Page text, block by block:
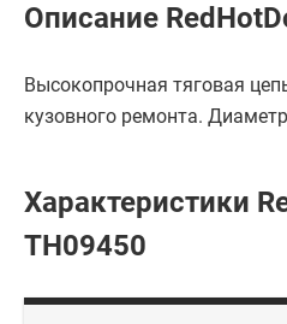
Описание
Высокопрочная тяговая
кузовного ремонта.
Характеристики
TH09450